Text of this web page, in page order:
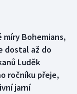
Bohemians,
dostal až do
Luděk
ročníku přeje,
jarní